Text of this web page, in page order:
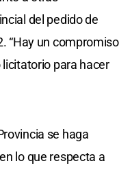
del pedido de
“Hay un compromiso
para hacer
se haga
lo que respecta a